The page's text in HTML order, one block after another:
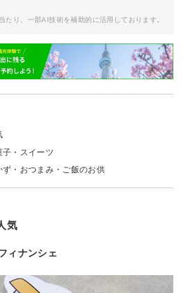
り、一部AI技術を補助的に活用しております。
・スイーツ
・おつまみ・ご飯のお供
気
ィナンシェ